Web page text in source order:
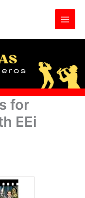
for
EEi